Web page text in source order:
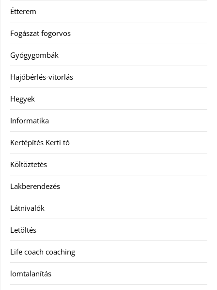
Étterem
Fogászat fogorvos
Gyógygombák
Hajóbérlés-vitorlás
Hegyek
Informatika
Kertépítés Kerti tó
Költöztetés
Lakberendezés
Látnivalók
Letöltés
Life coach coaching
lomtalanítás